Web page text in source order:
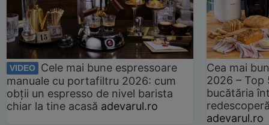
VIDEO
Cele mai bune espressoare
manuale cu portafiltru 2026: cum
obții un espresso de nivel barista
chiar la tine acasă adevarul.ro
Cea mai
2026 –
bucătăria
adevarul.ro